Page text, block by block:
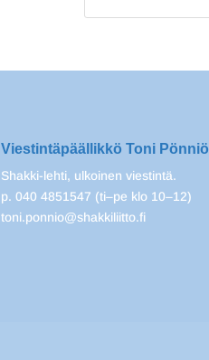
Viestintäpäällikkö Toni Pönniö
Shakki-lehti, ulkoinen viestintä.
p. 040 4851547 (ti–pe klo 10–12)
toni.ponnio@shakkiliitto.fi